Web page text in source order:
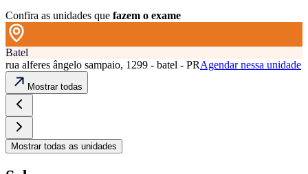
Confira as unidades que fazem o exame
Batel
rua alferes ângelo sampaio, 1299 - batel - PRAgendar nessa unidade
Mostrar todas
Mostrar todas as unidades